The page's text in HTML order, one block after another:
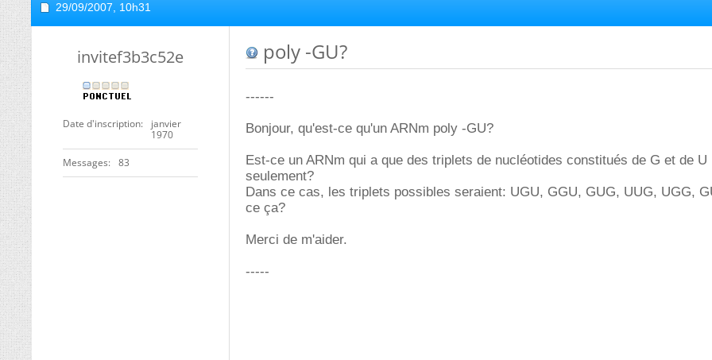
29/09/2007, 10h31
invitef3b3c52e
Date d'inscription
janvier
1970
Messages 83
poly -GU?
------
Bonjour, qu'est-ce qu'un ARNm poly -GU?
Est-ce un ARNm qui a que des triplets de nucléotides constitués de G et de U
seulement?
Dans ce cas, les triplets possibles seraient: UGU, GGU, GUG, UUG, UGG,
ce ça?
Merci de m'aider.
-----